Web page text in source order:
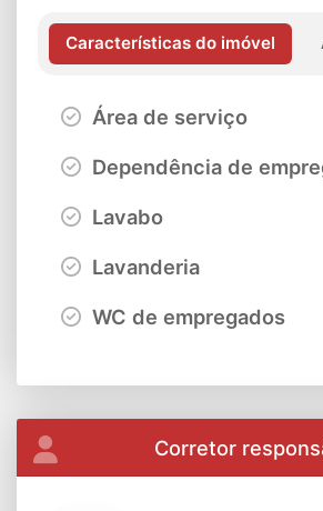
Características do imóvel
Área de serviço
Dependência de
Lavabo
Lavanderia
WC de empregados
Corretor